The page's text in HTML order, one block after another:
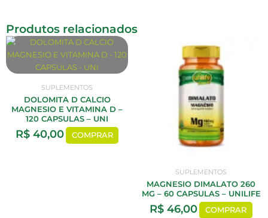
Produtos relacionados
SUPLEMENTOS
DOLOMITA D CALCIO
MAGNESIO E VITAMINA D –
120 CAPSULAS – UNI
R$40,00 COMPRAR
SUPLEMENTOS
MAGNESIO DIMALATO 260
MG – 60 CAPSULAS – UNILIFE
R$ 46,00 COMPRAR